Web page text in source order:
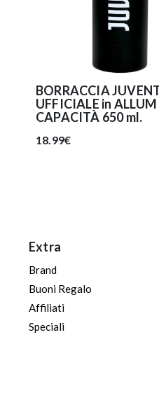
BORRACCIA
UFFICIALE in
CAPACITÀ 650 ml.
18.99€
Extra
Brand
Buoni Regalo
Affiliati
Speciali